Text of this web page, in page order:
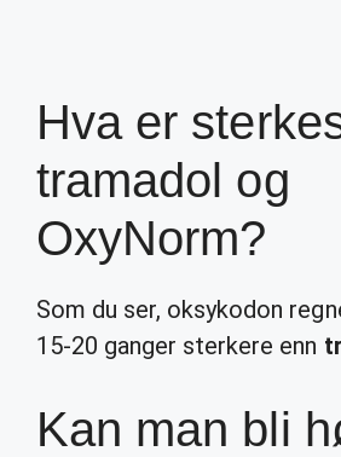
Hva er
tramadol og
OxyNorm?
Som du ser, oksykodon
15-20 ganger sterkere enn
Kan man bli